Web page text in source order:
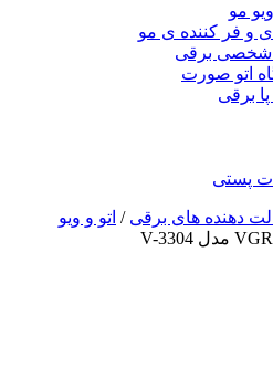
ویو مو
و فر کننده ی مو
شخصی برقی
اتو صورت
برقی
پستی
دهنده های برقی / اتو و ویو